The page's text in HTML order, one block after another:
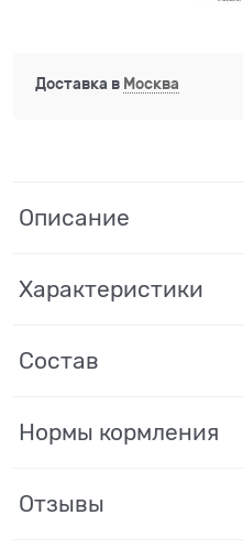
Доставка в Москва
Описание
Характеристики
Состав
Нормы кормления
Отзывы